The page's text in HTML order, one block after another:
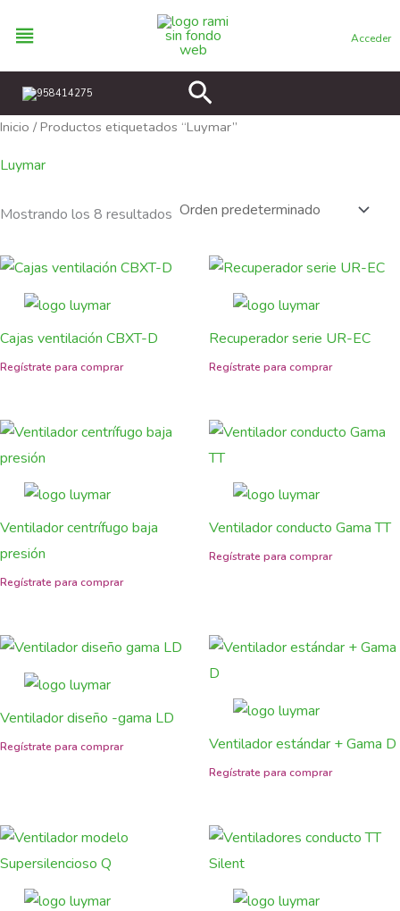
Acceder
958414275 Buscar
Inicio / Productos etiquetados “Luymar”
Luymar
Mostrando los 8 resultados
Cajas ventilación CBXT-D Recuperador serie UR-EC
Ventilador centrífugo baja
presión
Ventilador conducto Gama TT
Ventilador diseño -gama LD
Ventilador estándar + Gama D